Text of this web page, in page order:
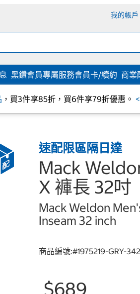
我的帳戶
黑鑽會員專屬服務會員卡/續約 商業
，買3件享85折，買6件享79折優惠。
速配限區隔日達
Mack
X 褲長 32吋
Mack Weldon
Inseam 32 inch
商品編號:#1975219-GRY-342
$689